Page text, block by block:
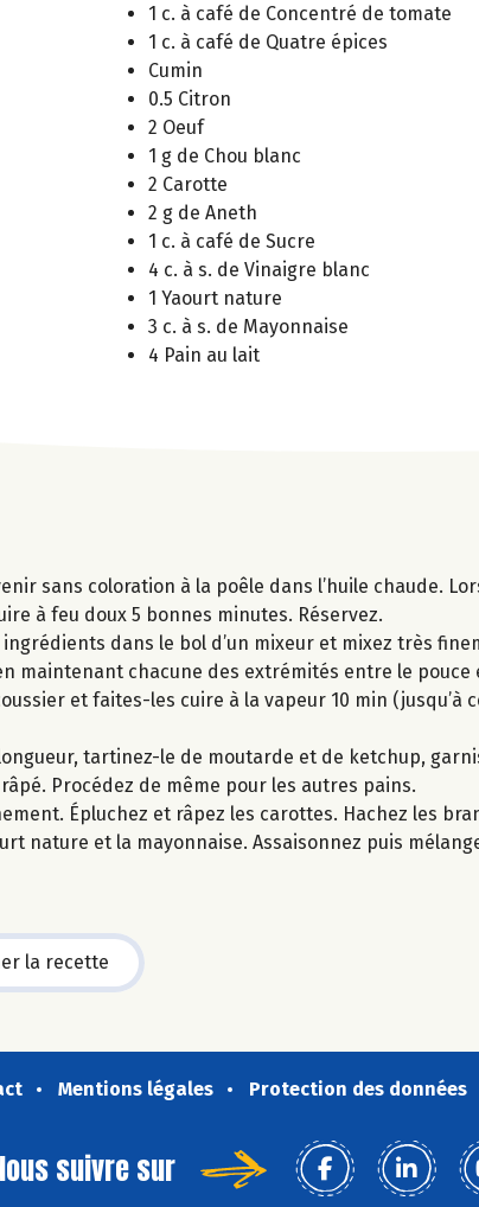
1 c. à café de Concentré de tomate
1 c. à café de Quatre épices
Cumin
0.5 Citron
2 Oeuf
1 g de Chou blanc
2 Carotte
2 g de Aneth
1 c. à café de Sucre
4 c. à s. de Vinaigre blanc
1 Yaourt nature
3 c. à s. de Mayonnaise
4 Pain au lait
sans coloration à la poêle dans l’huile chaude.
à feu doux 5 bonnes minutes. Réservez.
dans le bol d’un mixeur et mixez très
chacune des extrémités entre le pouce
et faites-les cuire à la vapeur 10 min (jusqu’à
tartinez-le de moutarde et de ketchup,
Procédez de même pour les autres pains.
Épluchez et râpez les carottes. Hachez les
nature et la mayonnaise. Assaisonnez puis
la recette
Mentions légales Protection des données
suivre sur